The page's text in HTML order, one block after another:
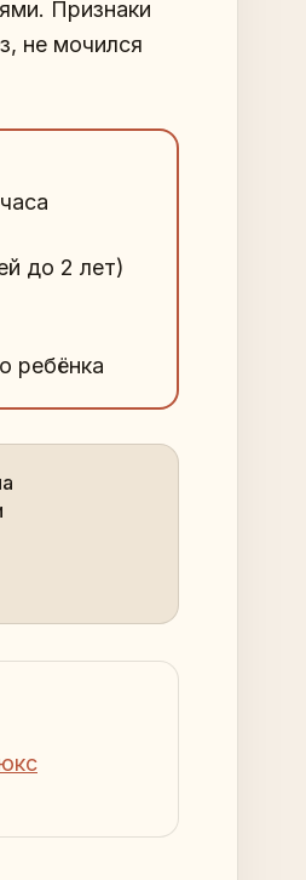
Признаки
не мочился
до 2 лет)
ребёнка